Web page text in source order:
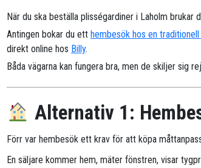
När du ska beställa plisségardiner i Laholm brukar
Antingen bokar du ett hembesök hos en
direkt online hos Billy.
Båda vägarna kan fungera bra, men de skiljer sig
Alternativ 1:
Förr var hembesök ett krav för att köpa
En säljare kommer hem, mäter fönstren, visar